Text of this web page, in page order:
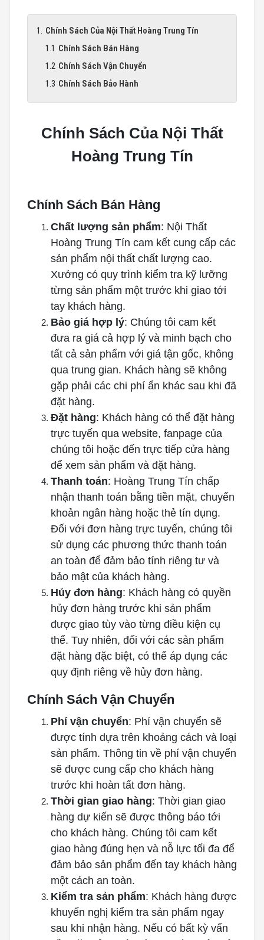
Chính Sách Của Nội Thất Hoàng Trung Tín
Chính Sách Bán Hàng
Chính Sách Vận Chuyển
Chính Sách Bảo Hành
Chính Sách Của Nội Thất
Hoàng Trung Tín
Chính Sách Bán Hàng
Chất lượng sản phẩm: Nội Thất
Hoàng Trung Tín cam kết cung cấp các
sản phẩm nội thất chất lượng cao.
Xưởng có quy trình kiểm tra kỹ lưỡng
từng sản phẩm một trước khi giao tới
tay khách hàng.
Bảo giá hợp lý: Chúng tôi cam kết
đưa ra giá cả hợp lý và minh bạch cho
tất cả sản phẩm với giá tận gốc, không
qua trung gian. Khách hàng sẽ không
gặp phải các chi phí ẩn khác sau khi đã
đặt hàng.
Đặt hàng: Khách hàng có thể đặt hàng
trực tuyến qua website, fanpage của
chúng tôi hoặc đến trực tiếp cửa hàng
để xem sản phẩm và đặt hàng.
Thanh toán: Hoàng Trung Tín chấp
nhận thanh toán bằng tiền mặt, chuyển
khoản ngân hàng hoặc thẻ tín dụng.
Đối với đơn hàng trực tuyến, chúng tôi
sử dụng các phương thức thanh toán
an toàn để đảm bảo tính riêng tư và
bảo mật của khách hàng.
Hủy đơn hàng: Khách hàng có quyền
hủy đơn hàng trước khi sản phẩm
được giao tùy vào từng điều kiện cụ
thể. Tuy nhiên, đối với các sản phẩm
đặt hàng đặc biệt, có thể áp dụng các
quy định riêng về hủy đơn hàng.
Chính Sách Vận Chuyển
Phí vận chuyển: Phí vận chuyển sẽ
được tính dựa trên khoảng cách và loại
sản phẩm. Thông tin về phí vận chuyển
sẽ được cung cấp cho khách hàng
trước khi hoàn tất đơn hàng.
Thời gian giao hàng: Thời gian giao
hàng dự kiến sẽ được thông báo tới
cho khách hàng. Chúng tôi cam kết
giao hàng đúng hẹn và nỗ lực tối đa để
đảm bảo sản phẩm đến tay khách hàng
một cách an toàn.
Kiểm tra sản phẩm: Khách hàng được
khuyến nghị kiểm tra sản phẩm ngay
sau khi nhận hàng. Nếu có bất kỳ vấn